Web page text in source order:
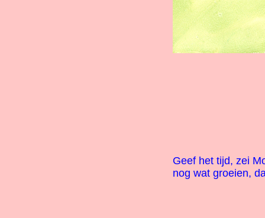
Geef het tijd, zei
nog wat groeien,